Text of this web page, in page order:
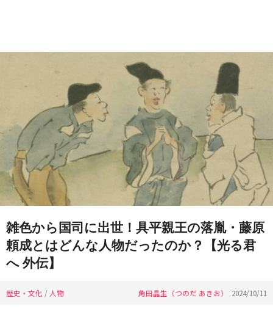
雑色から国司に出世！具平親王の落胤・藤原
頼成とはどんな人物だったのか？【光る君
へ 外伝】
歴史・文化 / 人物 角田晶生（つのだ あきお） 2024/10/11